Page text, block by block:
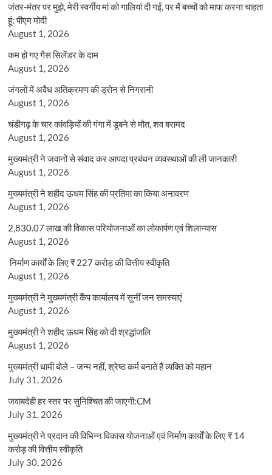
जंतर-मंतर पर मुझे, मेरी स्वर्गीय मां को गालियां दी गईं, पर मैं बच्चों को माफ करना चाहता
हूं: पीएम मोदी
August 1, 2026
कम हो गए गैस सिलेंडर के दाम
August 1, 2026
जंगलों में अवैध अतिक्रमण की ड्रोन से निगरानी
August 1, 2026
चंडीगढ़ के चार कांवड़ियों की गंगा में डूबने से मौत, शव बरामद
August 1, 2026
मुख्यमंत्री ने जवानों से संवाद कर आपदा प्रबंधन व्यवस्थाओं की ली जानकारी
August 1, 2026
मुख्यमंत्री ने शहीद ऊधम सिंह की प्रतिमा का किया अनावरण
August 1, 2026
2,830.07 लाख की विकास परियोजनाओं का लोकार्पण एवं शिलान्यास
August 1, 2026
निर्माण कार्यों के लिए ₹ 227 करोड़ की वित्तीय स्वीकृति
August 1, 2026
मुख्यमंत्री ने मुख्यमंत्री कैंप कार्यालय में सुनीं जन समस्याएं
August 1, 2026
मुख्यमंत्री ने शहीद ऊधम सिंह को दी श्रद्धांजलि
August 1, 2026
मुख्यमंत्री धामी बोले – जन्म नहीं, श्रेष्ठ कर्म बनाते हैं व्यक्ति को महान
July 31, 2026
जवाबदेही हर स्तर पर सुनिश्चित की जाएगी:CM
July 31, 2026
मुख्यमंत्री ने प्रदान की विभिन्न विकास योजनाओं एवं निर्माण कार्यों के लिए ₹ 14
करोड़ की वित्तीय स्वीकृति
July 30, 2026